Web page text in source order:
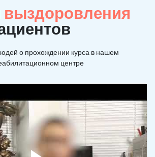
выздоровления
о прохождении курса в нашем
центре